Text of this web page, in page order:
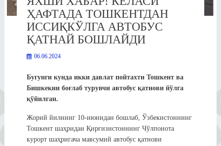
ҲАФТАДА ТОШКЕНТДАН
ИССИҚКЎЛГА АВТОБУС
ҚАТНАЙ БОШЛАЙДИ
06.06.2024
Бугунги кунда икки давлат пойтахти Тошкент ва
Бишкекни боғлаб турувчи автобус қатнови йўлга
қўйилган.
Жорий йилнинг 10-июнидан бошлаб, Ўзбекистоннинг
Тошкент шаҳридан Қирғизистоннинг Чўлпонота
курорт шаҳригача мавсумий автобус қатнови